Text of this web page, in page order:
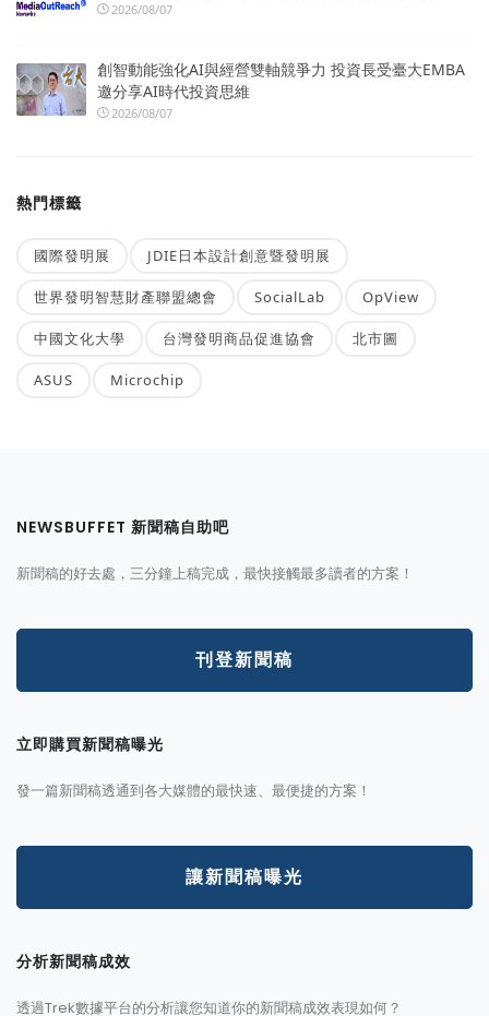
2026/08/07
創智動能強化AI與經營雙軸競爭力 投資長受臺大EMBA
邀分享AI時代投資思維
2026/08/07
熱門標籤
國際發明展 JDIE日本設計創意暨發明展
世界發明智慧財產聯盟總會 SocialLab OpView
中國文化大學 台灣發明商品促進協會 北市圖
ASUS Microchip
NEWSBUFFET 新聞稿自助吧
新聞稿的好去處，三分鐘上稿完成，最快接觸最多讀者的方案！
刊登新聞稿
立即購買新聞稿曝光
發一篇新聞稿透通到各大媒體的最快速、最便捷的方案！
讓新聞稿曝光
分析新聞稿成效
透過Trek數據平台的分析讓您知道你的新聞稿成效表現如何？